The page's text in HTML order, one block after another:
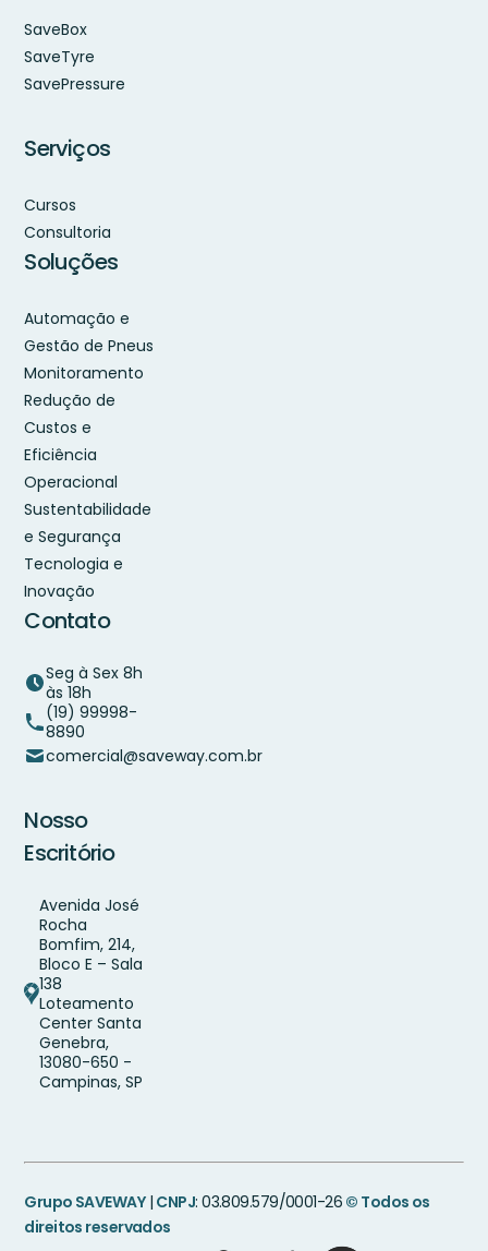
SaveBox
SaveTyre
SavePressure
Serviços
Cursos
Consultoria
Soluções
Automação e
Gestão de Pneus
Monitoramento
Redução de
Custos e
Eficiência
Operacional
Sustentabilidade
e Segurança
Tecnologia e
Inovação
Contato
Seg à Sex 8h
às 18h
(19) 99998-
8890
comercial@saveway.com.br
Nosso
Escritório
Avenida José
Rocha
Bomfim, 214,
Bloco E – Sala
138
Loteamento
Center Santa
Genebra,
13080-650 -
Campinas, SP
Grupo SAVEWAY| CNPJ: 03.809.579/0001-26 © Todos os
direitos reservados